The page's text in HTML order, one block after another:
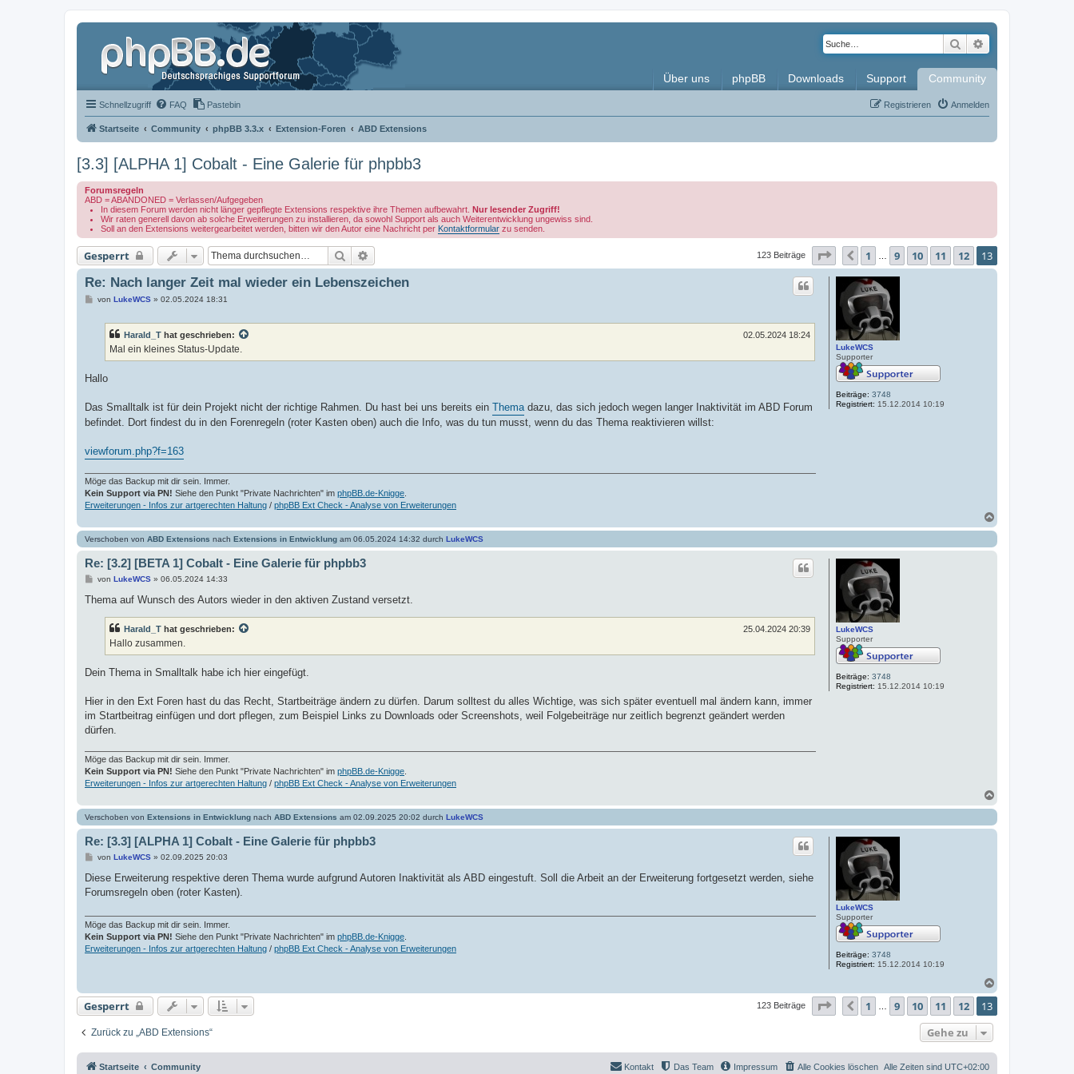
Suche
Über uns phpBB Downloads Support Community
Schnellzugriff FAQ Pastebin Anmelden
Registrieren
Startseite Community phpBB 3.3.x Extension-Foren ABD Extensions
[3.3] [ALPHA 1] Cobalt - Eine Galerie für phpbb3
Forumsregeln
ABD = ABANDONED = Verlassen/Aufgegeben
In diesem Forum werden nicht länger gepflegte Extensions respektive ihre Themen aufbewahrt. Nur lesender Zugriff!
Wir raten generell davon ab solche Erweiterungen zu installieren, da sowohl Support als auch Weiterentwicklung ungewiss sind.
Soll an den Extensions weitergearbeitet werden, bitten wir den Autor eine Nachricht per Kontaktformular zu senden.
Gesperrt Suche 123 Beiträge Seite 13 von13
Vorherige
1 9 10 11 12 13
LukeWCS
Supporter
Beiträge: 3748
Registriert: 15.12.2014 10:19
Re: Nach langer Zeit mal wieder ein Lebenszeichen
Bvon LukeWCS» 02.05.2024 18:31
Harald_T hat geschrieben: 02.05.2024 18:24
Mal ein kleines Status-Update.
Hallo
Das Smalltalk ist für dein Projekt nicht der richtige Rahmen. Du hast bei uns bereits ein Thema dazu, das sich jedoch wegen langer Inaktivität im ABD Forum
befindet. Dort findest du in den Forenregeln (roter Kasten oben) auch die Info, was du tun musst, wenn du das Thema reaktivieren willst:
viewforum.php?f=163
Möge das Backup mit dir sein. Immer.
Kein Support via PN! Siehe den Punkt "Private Nachrichten" im phpBB.de-Knigge.
Erweiterungen - Infos zur artgerechten Haltung / phpBB Ext Check - Analyse von Erweiterungen
a
c
Verschoben von ABD Extensions nach Extensions in Entwicklung am 06.05.2024 14:32 durch LukeWCS
LukeWCS
Supporter
Beiträge: 3748
Registriert: 15.12.2014 10:19
Re: [3.2] [BETA 1] Cobalt - Eine Galerie für phpbb3
B
i
von LukeWCS» 06.05.2024 14:33
Thema auf Wunsch des Autors wieder in den aktiven Zustand versetzt.
Harald_T hat geschrieben: 25.04.2024 20:39
Hallo zusammen.
Dein Thema in Smalltalk habe ich hier eingefügt.
Hier in den Ext Foren hast du das Recht, Startbeiträge ändern zu dürfen. Darum solltest du alles Wichtige, was sich später eventuell mal ändern kann, immer
im Startbeitrag einfügen und dort pflegen, zum Beispiel Links zu Downloads oder Screenshots, weil Folgebeiträge nur zeitlich begrenzt geändert werden
dürfen.
Möge das Backup mit dir sein. Immer.
Kein Support via PN! Siehe den Punkt "Private Nachrichten" im phpBB.de-Knigge
Erweiterungen - Infos zur artgerechten Haltung / phpBB Ext Check - Analyse von Erweiterungen
Verschoben von Extensions in Entwicklung nach ABD Extensions am 02.09.2025 20:02 durch LukeWCS
LukeWCS
Supporter
Beiträge: 3748
Registriert: 15.12.2014 10:19
Re: [3.3] [ALPHA 1] Cobalt - Eine Galerie für phpbb3
B
i
r
von LukeWCS» 02.09.2025 20:03
Diese Erweiterung respektive deren Thema wurde aufgrund Autoren Inaktivität als ABD eingestuft. Soll die Arbeit an der Erweiterung fortgesetzt werden, siehe
Forumsregeln oben (roter Kasten).
Möge das Backup mit dir sein. Immer.
Kein Support via PN! Siehe den Punkt "Private Nachrichten" im phpBB.de-Knigge
Erweiterungen - Infos zur artgerechten Haltung / phpBB Ext Check - Analyse von Erweiterungen
a
h
Gesperrt 123 Beiträge Seite 13 von13
Vorherige
1 9 10 11 12 13
Zurück zu „ABD Extensions“ Gehe zu
Startseite Community Alle Zeiten sind UTC+02:00
Alle Cookies löschen
Impressum
Das Team
Kontakt